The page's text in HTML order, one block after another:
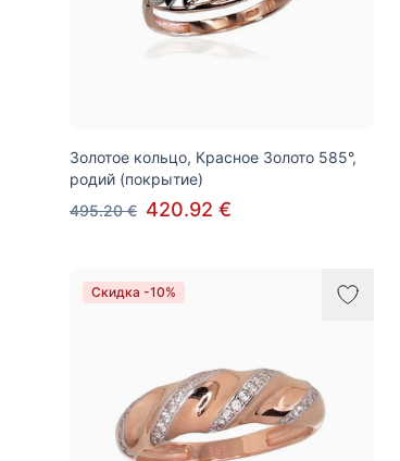
Золотое кольцо, Красное Золото 585°,
родий (покрытие)
495.20 € 420.92 €
Скидка -10%